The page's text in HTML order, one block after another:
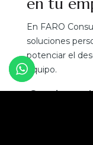
En FARO
soluciones
potenciar el
equipo.
¡Convierte